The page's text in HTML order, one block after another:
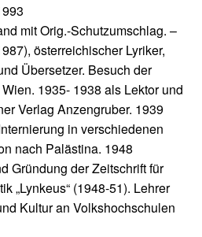
mit Orig.-Schutzumschlag. –
österreichischer Lyriker,
Übersetzer. Besuch der
1935- 1938 als Lektor und
Verlag Anzengruber. 1939
in verschiedenen
nach Palästina. 1948
Gründung der Zeitschrift für
„Lynkeus“ (1948-51). Lehrer
Kultur an Volkshochschulen